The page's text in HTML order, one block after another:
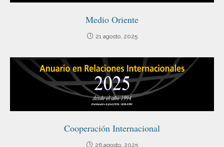
Medio Oriente
21 agosto, 2025
Cooperación Internacional
26 agosto, 2025